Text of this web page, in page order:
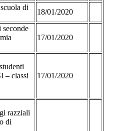
di
18/01/2020
seconde
17/01/2020
– classi
17/01/2020
razziali
di